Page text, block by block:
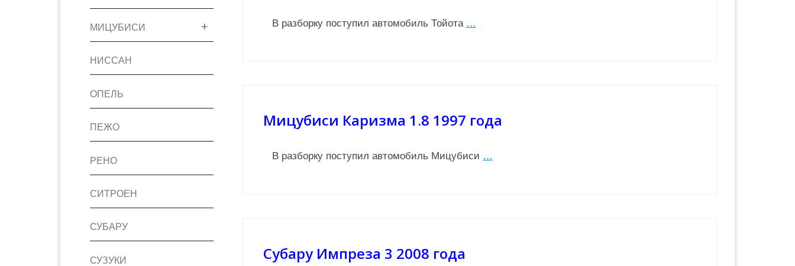
В разборку поступил автомобиль Тойота …
Мицубиси Каризма 1.8 1997 года
В разборку поступил автомобиль Мицубиси …
Субару Импреза 3 2008 года
МИЦУБИСИ
НИССАН
ОПЕЛЬ
ПЕЖО
РЕНО
СИТРОЕН
СУБАРУ
СУЗУКИ